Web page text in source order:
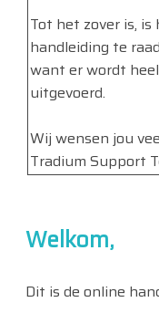
Tot het zover is, is
handleiding te
want er wordt
uitgevoerd.
Wij wensen jou
Tradium Support
Welkom,
Dit is de online